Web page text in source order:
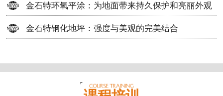
金石特环氧平涂：为地面带来持久保护和亮丽外观
金石特钢化地坪：强度与美观的完美结合